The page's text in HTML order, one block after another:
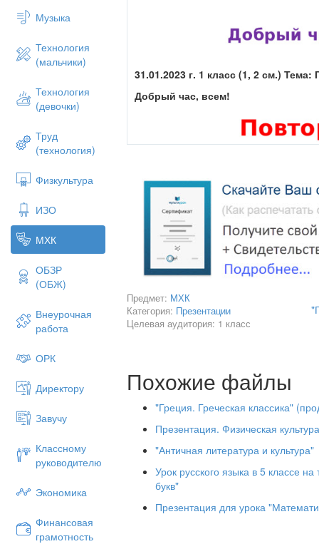
Музыка
Технология
(мальчики)
Технология
(девочки)
Труд
(технология)
Физкультура
ИЗО
МХК
ОБЗР
(ОБЖ)
Внеурочная
работа
ОРК
Директору
Завучу
Классному
руководителю
Экономика
Финансовая
грамотность
31.01.2023 г. 1 класс (1, 2 см.) Тема:
Добрый час, всем!
(Эллада) — античная греческая
Повторение домашнего задания
Искусство древней Греции –
Скульптура –
Греческая архаика –
Предмет: МХК
Категория: Презентации
Целевая аудитория: 1 класс
Похожие файлы
"Греция. Греческая классика"
Презентация. Физическая
"Античная литература и культура"
Урок русского языка в 5 классе
букв"
Презентация для урока